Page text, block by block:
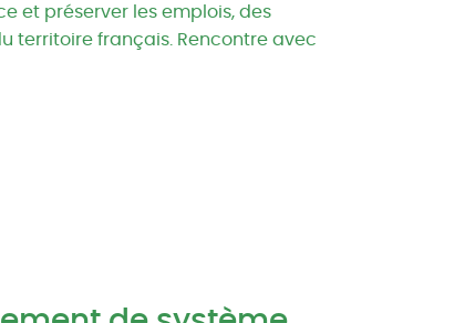
et préserver les emplois, des
territoire français. Rencontre avec